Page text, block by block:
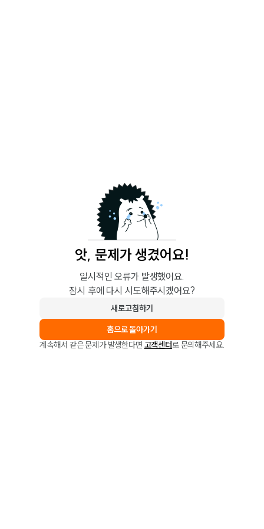
앗, 문제가 생겼어요!
일시적인 오류가 발생했어요.
잠시 후에 다시 시도해주시겠어요?
새로고침하기
홈으로 돌아가기
계속해서 같은 문제가 발생한다면 고객센터로 문의해주세요.